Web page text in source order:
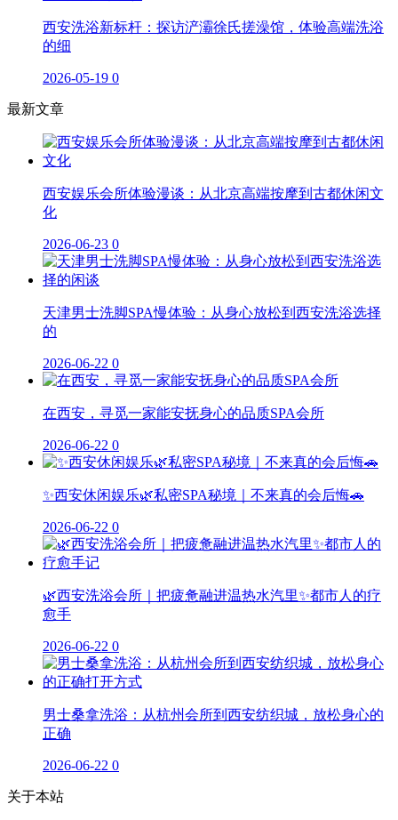
西安洗浴新标杆：探访浐灞徐氏搓澡馆，体验高端洗浴
的细
2026-05-19 0
最新文章
西安娱乐会所体验漫谈：从北京高端按摩到古都休闲文
化
2026-06-23 0
天津男士洗脚SPA慢体验：从身心放松到西安洗浴选择
的
2026-06-22 0
在西安，寻觅一家能安抚身心的品质SPA会所
2026-06-22 0
✨西安休闲娱乐🌿私密SPA秘境｜不来真的会后悔🚗
2026-06-22 0
🌿西安洗浴会所｜把疲惫融进温热水汽里✨都市人的疗
愈手
2026-06-22 0
男士桑拿洗浴：从杭州会所到西安纺织城，放松身心的
正确
2026-06-22 0
关于本站